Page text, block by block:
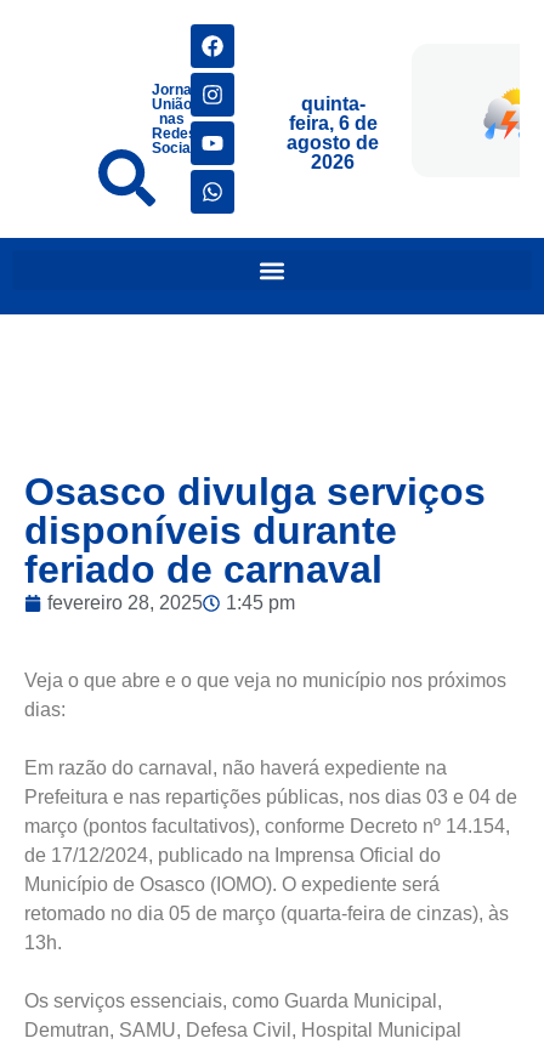
Jornais
União
nas
Redes
Sociais
quinta-
feira, 6 de
agosto de
2026
Osasco divulga serviços
disponíveis durante
feriado de carnaval
fevereiro 28, 2025 1:45 pm
Veja o que abre e o que veja no município nos próximos
dias:
Em razão do carnaval, não haverá expediente na
Prefeitura e nas repartições públicas, nos dias 03 e 04 de
março (pontos facultativos), conforme Decreto nº 14.154,
de 17/12/2024, publicado na Imprensa Oficial do
Município de Osasco (IOMO). O expediente será
retomado no dia 05 de março (quarta-feira de cinzas), às
13h.
Os serviços essenciais, como Guarda Municipal,
Demutran, SAMU, Defesa Civil, Hospital Municipal